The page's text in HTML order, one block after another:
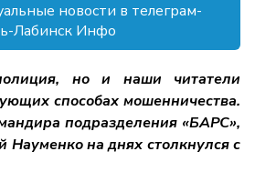
новости в телеграм-
Лабинск Инфо
но и наши читатели
способах мошенничества.
подразделения «БАРС»,
Науменко на днях столкнулся с